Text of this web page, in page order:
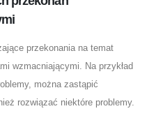
przekonania na temat
wzmacniającymi. Na przykład
można zastąpić
rozwiązać niektóre problemy.